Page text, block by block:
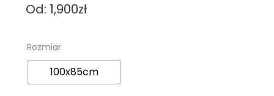
Od: 1,900zł
Rozmiar
100x85cm